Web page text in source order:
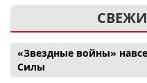
«Звездные войны»
Силы